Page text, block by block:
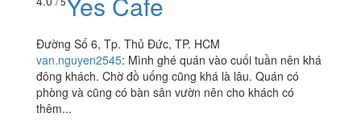
Đường Số 6, Tp. Thủ Đức, TP. HCM
van.nguyen2545: Mình ghé quán vào cuối tuần nên khá
đông khách. Chờ đồ uống cũng khá là lâu. Quán có
phòng và cũng có bàn sân vườn nên cho khách có
thêm...